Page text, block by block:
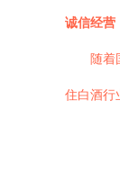
诚信经营
随着
住白酒行